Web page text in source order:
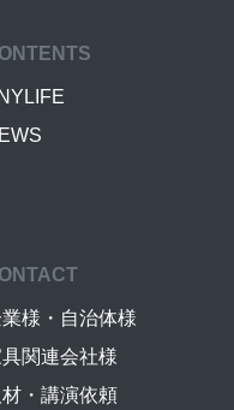
様・自治体様
関連会社様
・講演依頼